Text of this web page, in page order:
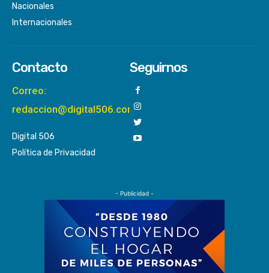
Nacionales
Internacionales
Contacto
Correo:
redaccion@digital506.com
Digital 506
Política de Privacidad
Seguirnos
- Publicidad -